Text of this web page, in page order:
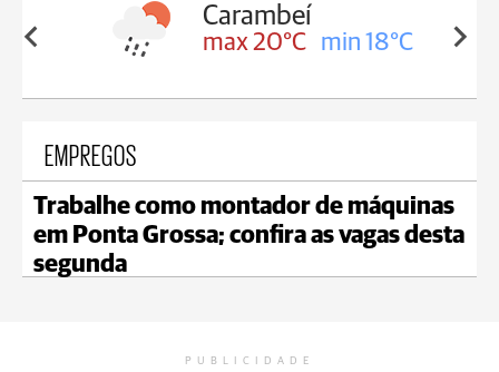
18°C
Carambeí
max 20°C min 18°C
EMPREGOS
Trabalhe como montador de máquinas
em Ponta Grossa; confira as vagas desta
segunda
PUBLICIDADE